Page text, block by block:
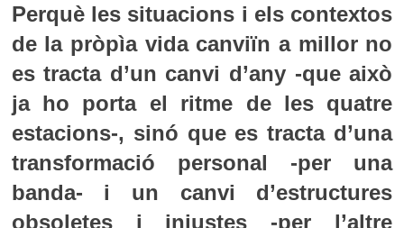
Perquè les situacions i els contextos
de la pròpìa vida canviïn a millor no
es tracta d’un canvi d’any -que això
ja ho porta el ritme de les quatre
estacions-, sinó que es tracta d’una
transformació personal -per una
banda- i un canvi d’estructures
obsoletes i injustes -per l’altre